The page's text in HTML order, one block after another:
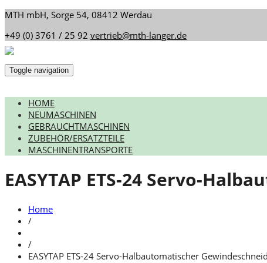
MTH mbH, Sorge 54, 08412 Werdau
+49 (0) 3761 / 25 92 vertrieb@mth-langer.de
Toggle navigation
HOME
NEUMASCHINEN
GEBRAUCHTMASCHINEN
ZUBEHÖR/ERSATZTEILE
MASCHINENTRANSPORTE
EASYTAP ETS-24 Servo-
Home
/
/
EASYTAP ETS-24 Servo-Halbautomatischer